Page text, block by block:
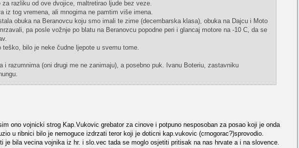
za razliku od ove dvojice, maltretirao ljude bez veze.
iz tog vremena, ali mnogima ne pamtim više imena.
obuka na Beranovcu koju smo imali te zime (decembarska klasa), obuka na Dajcu i Moto
pa posle vožnje po blatu na Beranovcu popodne peri i glancaj motore na -10 C, da se
bilo je neke čudne ljepote u svemu tome.
i razumnima (oni drugi me ne zanimaju), a posebno puk. Ivanu Boteriu, zastavniku
ono vojnicki strog Kap.Vukovic grebator za cinove i potpuno nesposoban za posao koji je onda
u ribnici bilo je nemoguce izdrzati teror koji je doticni kap.vukovic (crnogorac?)sprovodio.
je bila vecina vojnika iz hr. i slo.vec tada se moglo osjetiti pritisak na nas hrvate a i na slovence.